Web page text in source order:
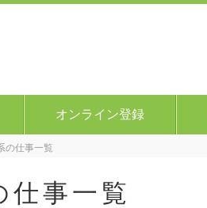
オンライン登録
の仕事一覧
仕事一覧